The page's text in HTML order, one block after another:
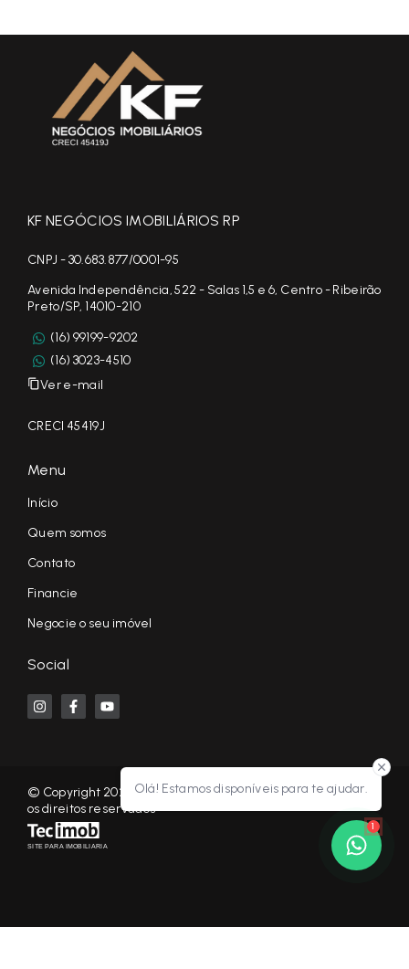
Olá! Estamos disponíveis para te ajudar.
1
KF NEGÓCIOS IMOBILIÁRIOS RP
CNPJ - 30.683.877/0001-95
Avenida Independência, 522 - Salas 1,5 e 6, Centro - Ribeirão
Preto/SP, 14010-210
(16) 99199-9202
(16) 3023-4510
Ver e-mail
CRECI 45419J
Menu
Início
Quem somos
Contato
Financie
Negocie o seu imóvel
Social
© Copyright 2026 - KF NEGÓCIOS IMOBILIÁRIOS RP - Todos
os direitos reservados
SITE PARA IMOBILIARIA